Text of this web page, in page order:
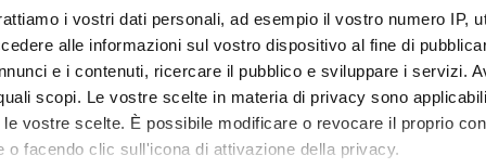
i vostri dati personali, ad esempio il vostro numero IP,
alle informazioni sul vostro dispositivo al fine di
e i contenuti, ricercare il pubblico e sviluppare i servizi.
scopi. Le vostre scelte in materia di privacy sono
vostre scelte. È possibile modificare o revocare il proprio
o facendo clic sull'icona di attivazione della privacy.
1°anno 2°semestre
Docenti
Ugo Moretti
Crediti
2
Sede